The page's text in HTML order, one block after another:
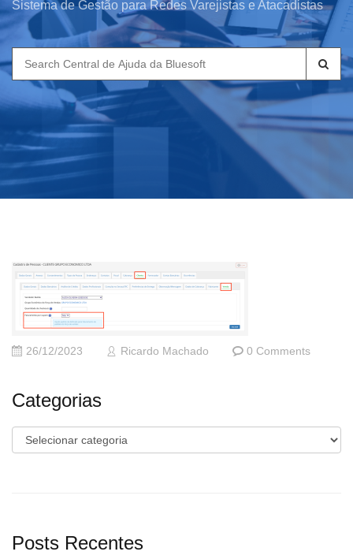
Sistema de Gestão para Redes Varejistas e Atacadistas
Search
for:
26/12/2023 Ricardo Machado 0 Comments
Categorias
Categorias
Posts Recentes